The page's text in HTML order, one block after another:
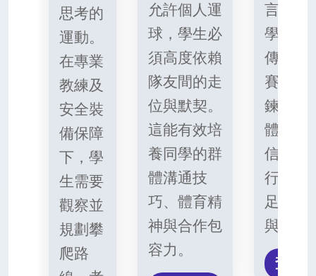
思考的
運動。
在專業
教練及
安全裝
備保障
下，學
生需要
觀察並
規劃攀
爬路
允許個人運
球，學生必
須高度依賴
隊友間的走
位與默契。
這能有效培
養同學的群
體溝通技
巧、體育精
神與合作包
容力。
言學習
學生在
傳球及
賽中，
鍊足球
體能，
信地以
行溝通
足球英
與團隊
查看